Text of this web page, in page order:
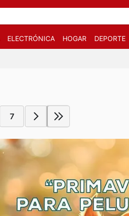
ELECTRÓNICA HOGAR DEPORTE
7